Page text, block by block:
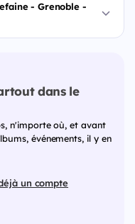
- Grenoble -
dans le
n'importe où, et avant
événements, il y en
un compte